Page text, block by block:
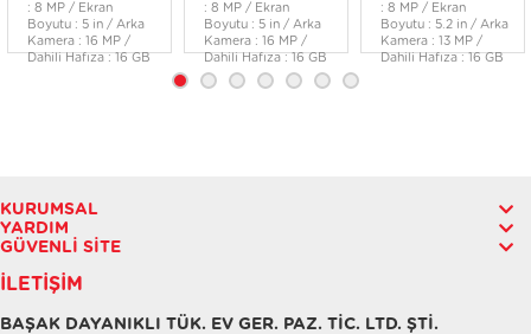
: 8 MP / Ekran
Boyutu : 5 in / Arka
Kamera : 16 MP /
Dahili Hafıza : 16 GB
: 8 MP / Ekran
Boyutu : 5 in / Arka
Kamera : 16 MP /
Dahili Hafıza : 16 GB
: 8 MP / Ekran
Boyutu : 5.2 in / Arka
Kamera : 13 MP /
Dahili Hafıza : 16 GB
KURUMSAL
YARDIM
GÜVENLI SITE
İLETIŞIM
BAŞAK DAYANIKLI TÜK. EV GER. PAZ. TİC. LTD. ŞTİ.